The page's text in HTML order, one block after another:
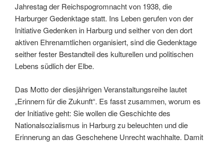
Jahrestag der Reichspogromnacht von 1938, die
Harburger Gedenktage statt. Ins Leben gerufen von der
Initiative Gedenken in Harburg und seither von den dort
aktiven Ehrenamtlichen organisiert, sind die Gedenktage
seither fester Bestandteil des kulturellen und politischen
Lebens südlich der Elbe.
Das Motto der diesjährigen Veranstaltungsreihe lautet
„Erinnern für die Zukunft“. Es fasst zusammen, worum es
der Initiative geht: Sie wollen die Geschichte des
Nationalsozialismus in Harburg zu beleuchten und die
Erinnerung an das Geschehene Unrecht wachhalte. Damit